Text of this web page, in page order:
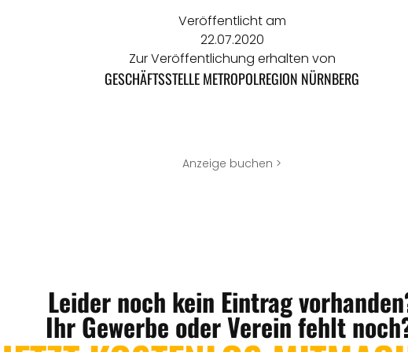
Veröffentlicht am
22.07.2020
Zur Veröffentlichung erhalten von
GESCHÄFTSSTELLE METROPOLREGION NÜRNBERG
Anzeige buchen >
Leider noch kein Eintrag
Ihr Gewerbe oder Verein fehlt